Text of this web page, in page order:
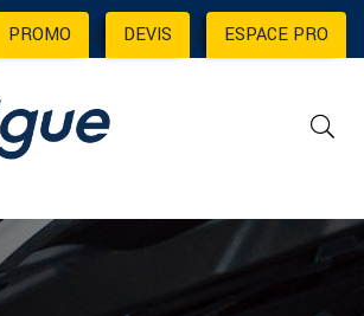
PROMO | DEVIS | ESPACE PRO